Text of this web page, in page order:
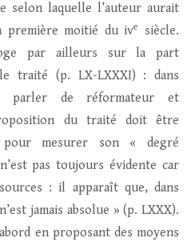
selon laquelle l’auteur aurait
première moitié du ive
siècle.
par ailleurs sur la part
traité (p. LX-LXXXI) : dans
parler de réformateur et
du traité doit être
pour mesurer son « degré
pas toujours évidente car
: il apparaît que, dans
jamais absolue » (p. LXXX).
en proposant des moyens